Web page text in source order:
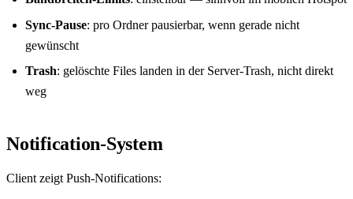
Sync-Pause: pro Ordner pausierbar, wenn gerade nicht
gewünscht
Trash: gelöschte Files landen in der Server-Trash, nicht direkt
weg
Notification-System
Client zeigt Push-Notifications: